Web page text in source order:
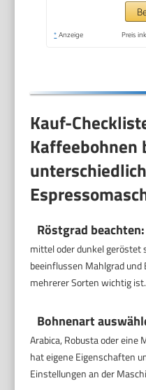
* Anzeige Preis
Kauf-
Kaffeebohnen
Röstgrad beachten:
mittel oder dunkel geröstet
beeinflussen Mahlgrad
mehrerer Sorten wichtig ist.
Bohnenart
Arabica, Robusta oder eine
hat eigene Eigenschaften
Einstellungen an der